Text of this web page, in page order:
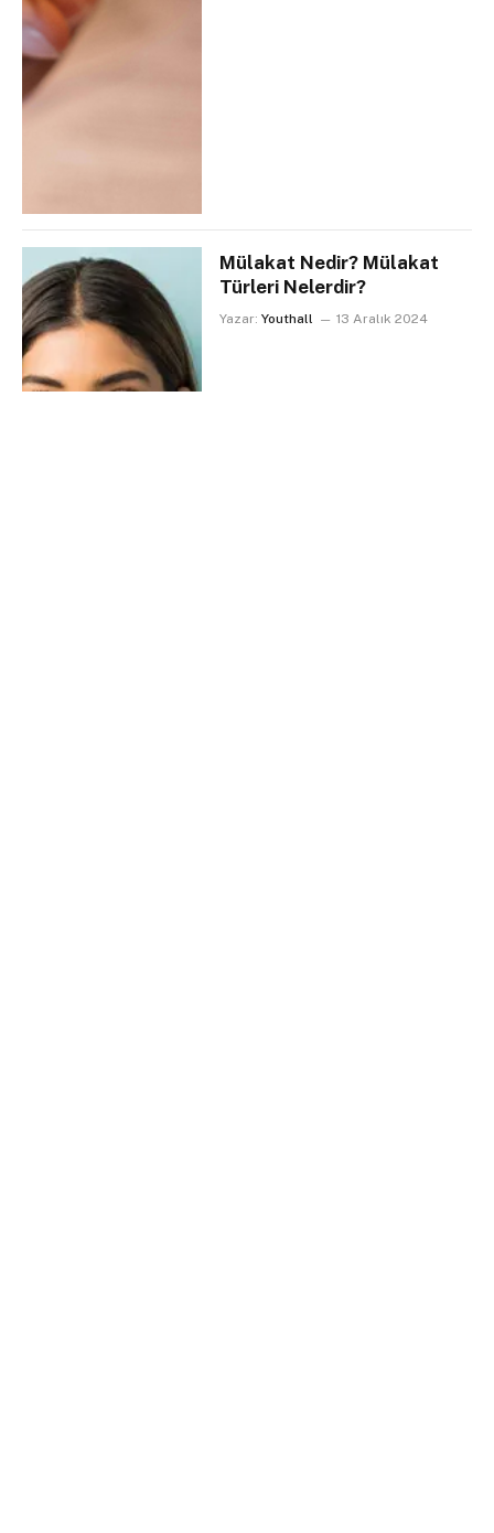
Mülakat Nedir? Mülakat
Türleri Nelerdir?
Yazar: Youthall 13 Aralık 2024